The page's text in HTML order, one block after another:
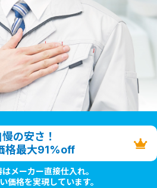
慢の安さ！
格最大91%off
メーカー直接仕入れ。
価格を実現しています。